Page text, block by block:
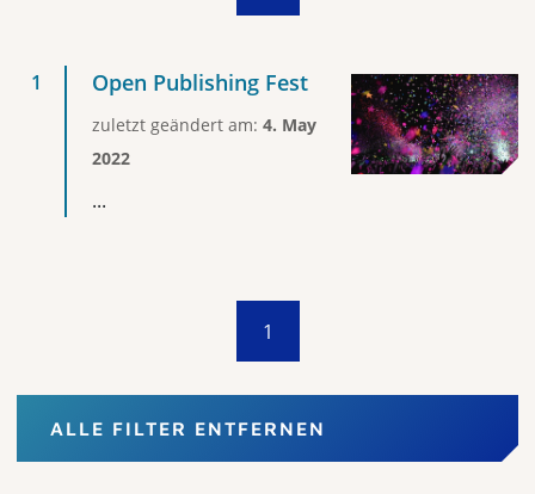
Open Publishing Fest
zuletzt geändert am: 4. May
2022
...
1
ALLE FILTER ENTFERNEN